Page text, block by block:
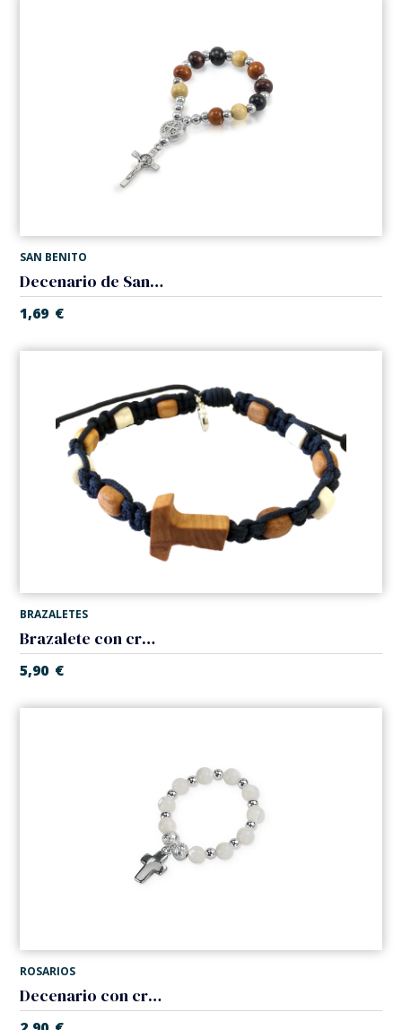
SAN BENITO
Decenario de San Benito
1,69 €
BRAZALETES
Brazalete con cruz de Tau. Madera y cuerda. Cierre con cuerda.
5,90 €
ROSARIOS
Decenario con cruz, nacar